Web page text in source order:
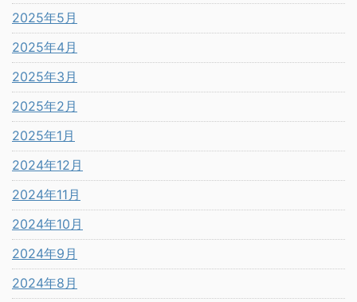
2025年5月
2025年4月
2025年3月
2025年2月
2025年1月
2024年12月
2024年11月
2024年10月
2024年9月
2024年8月